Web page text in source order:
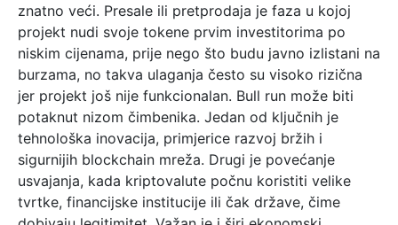
znatno veći. Presale ili pretprodaja je faza u kojoj
projekt nudi svoje tokene prvim investitorima po
niskim cijenama, prije nego što budu javno izlistani na
burzama, no takva ulaganja često su visoko rizična
jer projekt još nije funkcionalan. Bull run može biti
potaknut nizom čimbenika. Jedan od ključnih je
tehnološka inovacija, primjerice razvoj bržih i
sigurnijih blockchain mreža. Drugi je povećanje
usvajanja, kada kriptovalute počnu koristiti velike
tvrtke, financijske institucije ili čak države, čime